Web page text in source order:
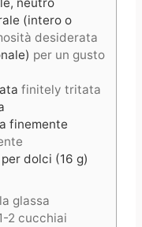
(intero o
desiderata
per un gusto
finitely tritata
finemente
dolci (16 g)
glassa
2 cucchiai